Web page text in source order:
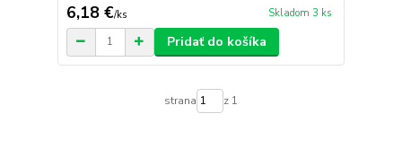
6,18 €/ks Skladom 3 ks
Pridať do košíka
strana z 1